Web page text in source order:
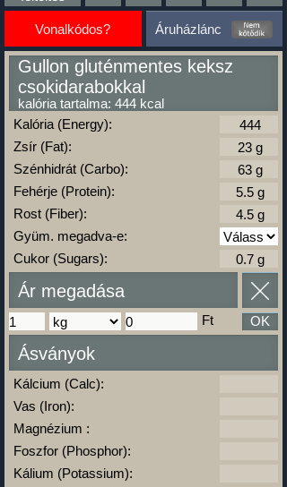
Vonalkódos? Áruházlánc
Gullon gluténmentes keksz
csokidarabokkal
kalória tartalma: 444 kcal
Kalória (Energy):
Zsír (Fat):
Szénhidrát (Carbo):
Fehérje (Protein):
Rost (Fiber):
Gyüm. megadva-e:
Cukor (Sugars):
Ár megadása
Ft OK
Ásványok
Kálcium (Calc):
Vas (Iron):
Magnézium :
Foszfor (Phosphor):
Kálium (Potassium):